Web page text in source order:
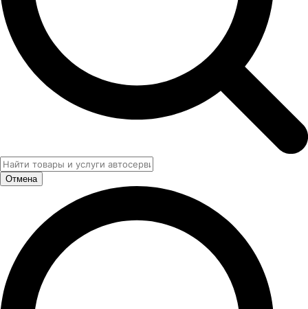
Отмена